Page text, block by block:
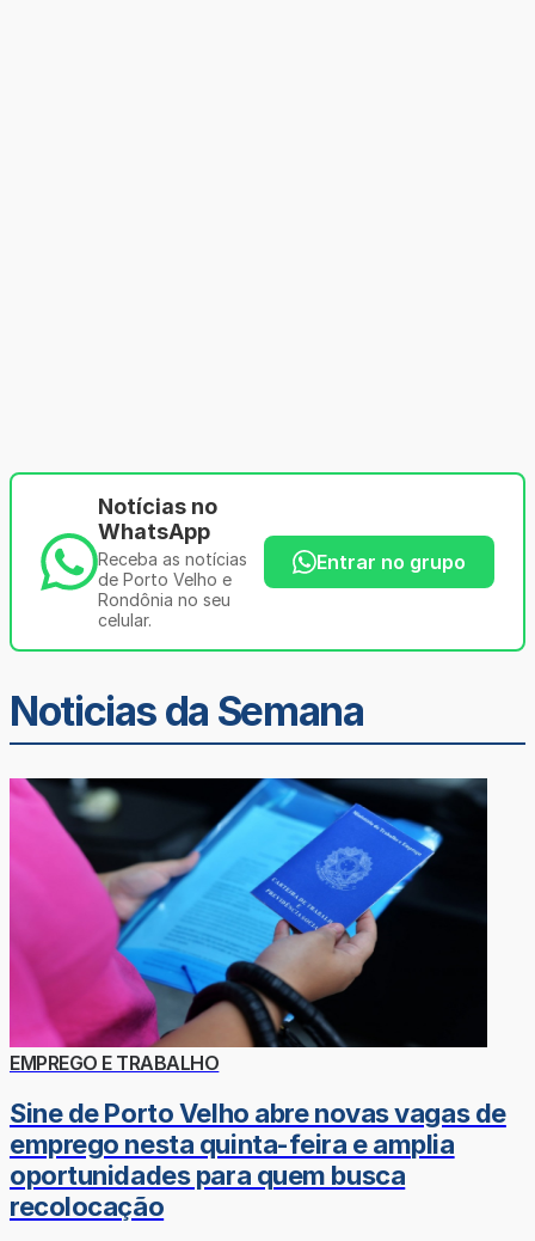
Notícias no
WhatsApp
Receba as notícias
de Porto Velho e
Rondônia no seu
celular.
Entrar no grupo
Noticias da Semana
EMPREGO E TRABALHO
Sine de Porto Velho abre novas vagas de
emprego nesta quinta-feira e amplia
oportunidades para quem busca
recolocação